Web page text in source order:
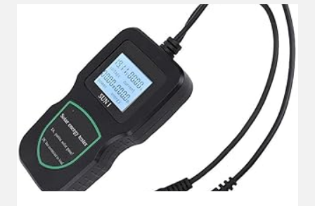
PHOTOVOLTAIK
MULTIMETER
MIT
LCD-
DISPLAY,
PHOTOVOLTAIK
SOLARPANEL
…